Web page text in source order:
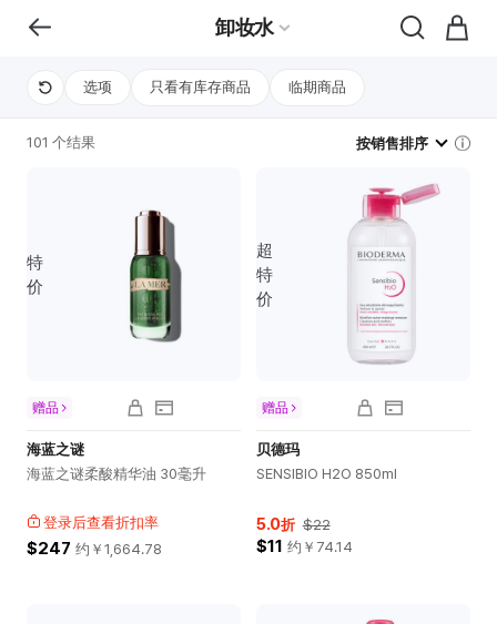
卸妆水
选项 只看有库存商品 临期商品
101 个结果 按销售排序
特
价
海蓝之谜
海蓝之谜柔酸精华油 30毫升
登录后查看折扣率
$247 约￥ 1,664.78
赠品
超
特
价
贝德玛
SENSIBIO H2O 850ml
5.0折 $22
$11 约￥ 74.14
赠品